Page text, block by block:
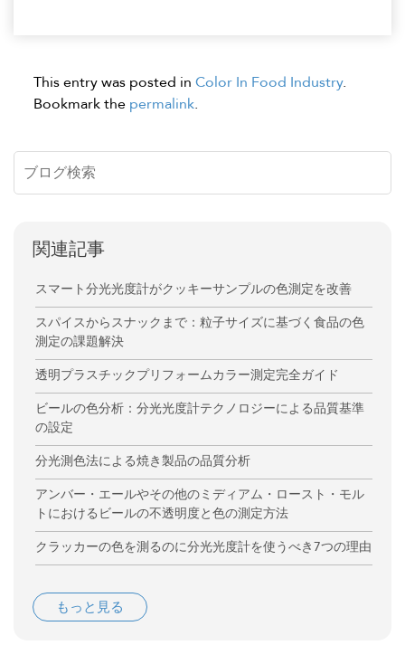
This entry was posted in Color In Food Industry.
Bookmark the permalink.
関連記事
スマート分光光度計がクッキーサンプルの色測定を改善
スパイスからスナックまで：粒子サイズに基づく食品の色
測定の課題解決
透明プラスチックプリフォームカラー測定完全ガイド
ビールの色分析：分光光度計テクノロジーによる品質基準
の設定
分光測色法による焼き製品の品質分析
アンバー・エールやその他のミディアム・ロースト・モル
トにおけるビールの不透明度と色の測定方法
クラッカーの色を測るのに分光光度計を使うべき7つの理由
もっと見る